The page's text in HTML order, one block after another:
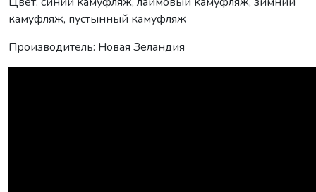
камуфляж, пустынный камуфляж
Производитель: Новая Зеландия